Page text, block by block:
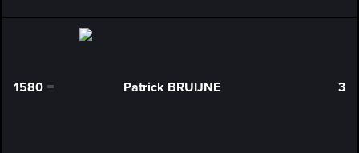
1580 0 Patrick BRUIJNE 3